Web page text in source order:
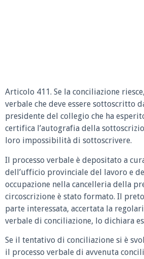
Articolo 411. Se la conciliazione
verbale che deve essere sottoscritto
presidente del collegio che ha
certifica l’autografia della
loro impossibilità di sottoscrivere.
Il processo verbale è depositato a
dell’ufficio provinciale del lavoro e
occupazione nella cancelleria della
circoscrizione è stato formato. Il
parte interessata, accertata la
verbale di conciliazione, lo dichiara
Se il tentativo di conciliazione si è
il processo verbale di avvenuta